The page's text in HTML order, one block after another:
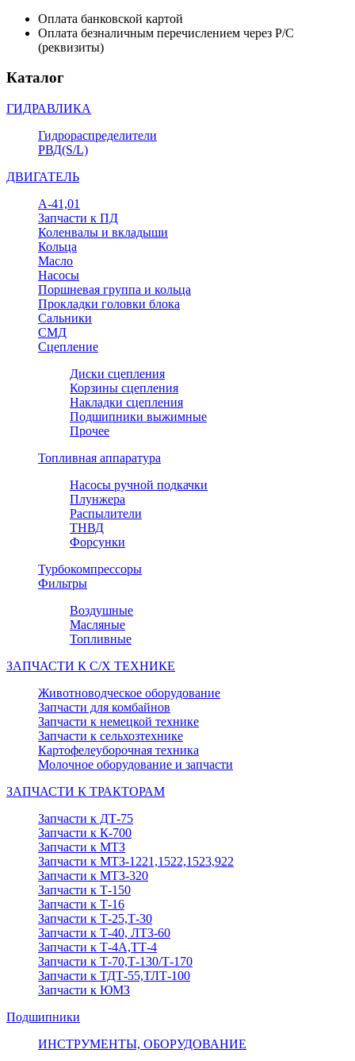
Оплата банковской картой
Оплата безналичным перечислением через Р/С
(реквизиты)
Каталог
ГИДРАВЛИКА
Гидрораспределители
РВД(S/L)
ДВИГАТЕЛЬ
А-41,01
Запчасти к ПД
Коленвалы и вкладыши
Кольца
Масло
Насосы
Поршневая группа и кольца
Прокладки головки блока
Сальники
СМД
Сцепление
Диски сцепления
Корзины сцепления
Накладки сцепления
Подшипники выжимные
Прочее
Топливная аппаратура
Насосы ручной подкачки
Плунжера
Распылители
ТНВД
Форсунки
Турбокомпрессоры
Фильтры
Воздушные
Масляные
Топливные
ЗАПЧАСТИ К С/Х ТЕХНИКЕ
Животноводческое оборудование
Запчасти для комбайнов
Запчасти к немецкой технике
Запчасти к сельхозтехнике
Картофелеуборочная техника
Молочное оборудование и запчасти
ЗАПЧАСТИ К ТРАКТОРАМ
Запчасти к ДТ-75
Запчасти к К-700
Запчасти к МТЗ
Запчасти к МТЗ-1221,1522,1523,922
Запчасти к МТЗ-320
Запчасти к Т-150
Запчасти к Т-16
Запчасти к Т-25,Т-30
Запчасти к Т-40, ЛТЗ-60
Запчасти к Т-4А,ТТ-4
Запчасти к Т-70,Т-130/Т-170
Запчасти к ТДТ-55,ТЛТ-100
Запчасти к ЮМЗ
Подшипники
ИНСТРУМЕНТЫ, ОБОРУДОВАНИЕ